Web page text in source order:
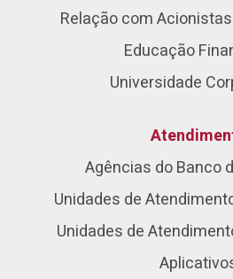
Relação com
Educação
Universidade
Agências do Banco
Unidades de
Unidades de